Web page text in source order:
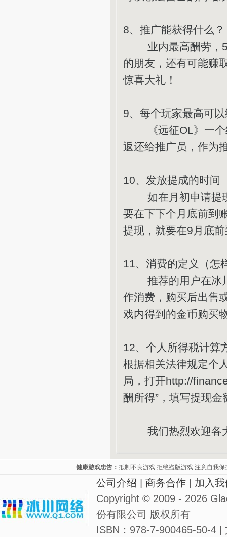
8、推广能获得什么？
业内最高酬劳，
的朋友，还有可能赚
惊喜大礼！
9、每个玩家最高可
《远征OL》一个绑
返还给推广员，作为
10、发放提成的时间
如在月初申请提现
要在下下个月底前到
提现，就要在9月底
11、消费的定义（怎
推荐的用户在冰川
作消费，购买后出售
戏内得到的金币购买
12、个人所得税计算
根据相关法律规定个
局，打开http://
酬所得”，填写提现
我们热烈欢迎各大
健康游戏忠告： 抵制不良游戏 拒绝盗版游戏 注意自我
公司介绍 商务合作
加入
Copyright © 2009 - 2026
份有限公司 版权所有
ISBN：978-7-900465-50-4